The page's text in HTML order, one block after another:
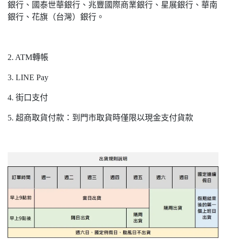
銀行、國泰世華銀行、兆豐國際商業銀行、星展銀行、華南
銀行、花旗（台灣）銀行。
2. ATM轉帳
3. LINE Pay
4. 街口支付
5. 超商取貨付款：到門市取貨時僅限以現金支付貨款